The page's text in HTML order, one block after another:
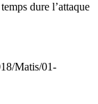
dure l’attaque